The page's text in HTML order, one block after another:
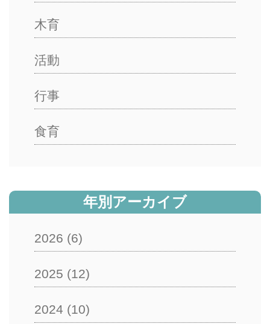
木育
活動
行事
食育
年別アーカイブ
2026 (6)
2025 (12)
2024 (10)